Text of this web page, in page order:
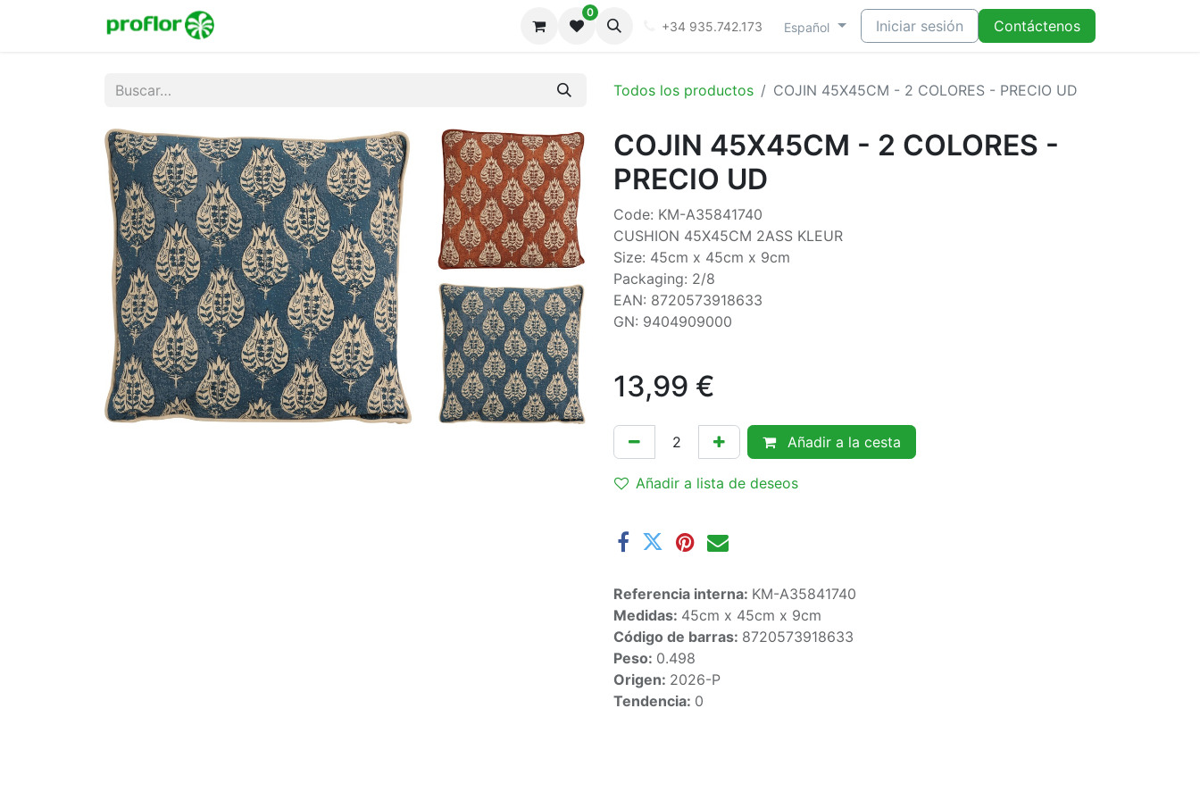
0
+34 935.742.173 Español Iniciar sesión Contáctenos
Todos los productos COJIN 45X45CM - 2 COLORES - PRECIO UD
COJIN 45X45CM - 2 COLORES -
PRECIO UD
Code: KM-A35841740
CUSHION 45X45CM 2ASS KLEUR
Size: 45cm x 45cm x 9cm
Packaging: 2/8
EAN: 8720573918633
GN: 9404909000
13,99 €
Añadir a la cesta
Añadir a lista de deseos
Referencia interna: KM-A35841740
Medidas: 45cm x 45cm x 9cm
Código de barras: 8720573918633
Peso: 0.498
Origen: 2026-P
Tendencia: 0